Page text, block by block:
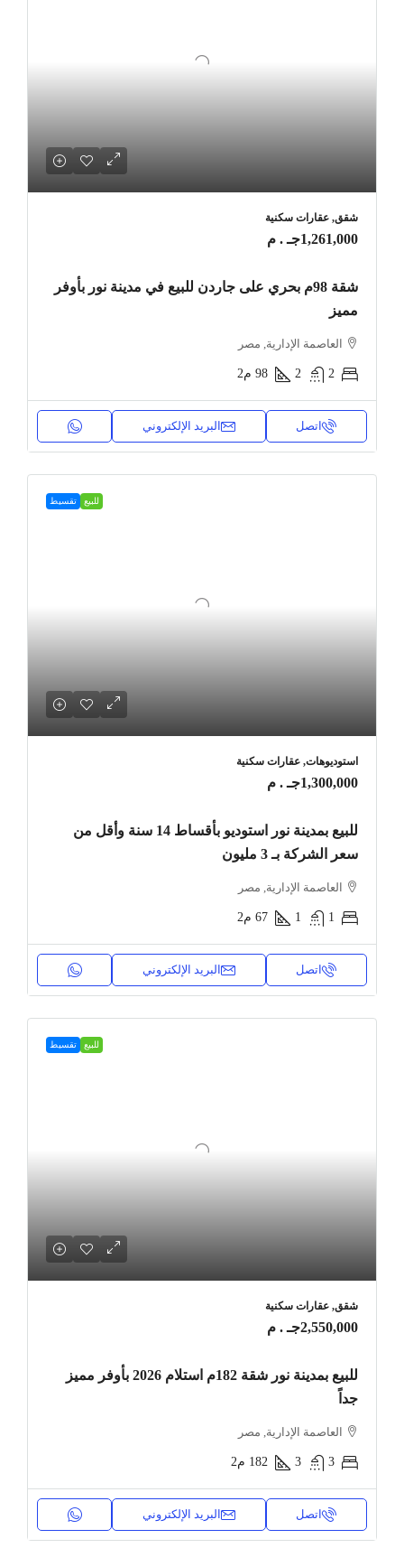
شقق, عقارات سكنية
1,261,000جـ . م
شقة 98م بحري على جاردن للبيع في مدينة نور بأوفر
مميز
العاصمة الإدارية, مصر
2
2
98 م2
اتصل البريد الإلكتروني
للبيع تقسيط
استوديوهات, عقارات سكنية
1,300,000جـ . م
للبيع بمدينة نور استوديو بأقساط 14 سنة وأقل من
سعر الشركة بـ 3 مليون
العاصمة الإدارية, مصر
1
1
67 م2
اتصل البريد الإلكتروني
للبيع تقسيط
شقق, عقارات سكنية
2,550,000جـ . م
للبيع بمدينة نور شقة 182م استلام 2026 بأوفر مميز
جداً
العاصمة الإدارية, مصر
3
3
182 م2
اتصل البريد الإلكتروني